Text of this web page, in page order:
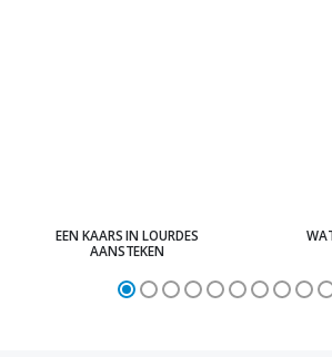
EEN KAARS IN LOURDES
AANSTEKEN